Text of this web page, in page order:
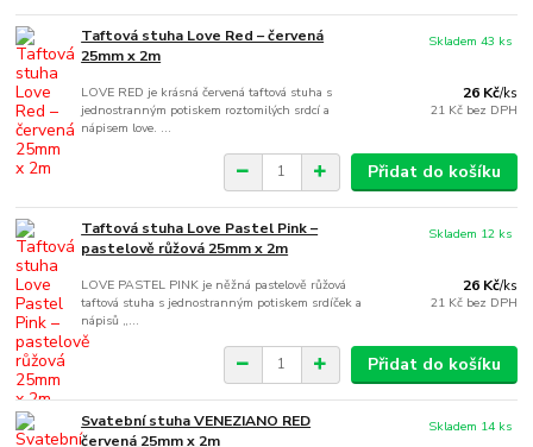
Taftová stuha Love Red – červená
25mm x 2m
LOVE RED je krásná červená taftová stuha s
jednostranným potiskem roztomilých srdcí a
nápisem love. ...
26 Kč/ks
21 Kč bez DPH
Skladem 43 ks
Přidat do košíku
Taftová stuha Love Pastel Pink –
pastelově růžová 25mm x 2m
LOVE PASTEL PINK je něžná pastelově růžová
taftová stuha s jednostranným potiskem srdíček a
nápisů „...
26 Kč/ks
21 Kč bez DPH
Skladem 12 ks
Přidat do košíku
Svatební stuha VENEZIANO RED
červená 25mm x 2m
Skladem 14 ks